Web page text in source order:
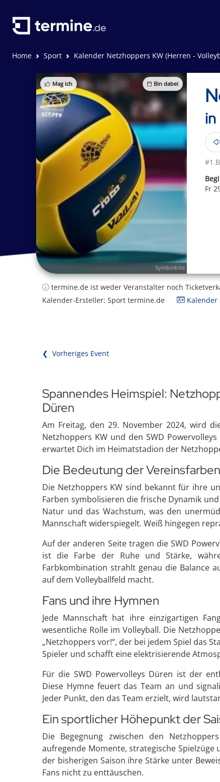
Home Sport Kalender Netzhoppers KW (Herren -
Mag ich Bin dabei
Symbolbild
Fr
termine.de ist weder Veranstalter noch
Kalender-Ersteller: Sport termine.de
Kalender
❮ Vorheriges Event
Spannendes Heimspiel:
Düren
Am Freitag, den 29. November 2024, wird
Netzhoppers KW und den SWD
erwartet Dich im Heimatstadion der
Die Bedeutung der Vereinsfarben
Die Netzhoppers KW sind bekannt für ihre
Farben symbolisieren die frische Dynamik
Natur und das Wachstum, was den
Mannschaft widerspiegelt. Weiß hingegen
Auf der anderen Seite tragen die SWD
ist die Farbe der Ruhe und Stärke,
Farbkombination strahlt genau die Balance
auf dem Volleyballfeld macht.
Fans und ihre Hymnen
Jede Mannschaft hat ihre einzigartigen
wesentliche Rolle im Volleyball. Die
„Netzhoppers vor!“, der bei jedem Spiel das
Spieler und schafft eine elektrisierende
Für die SWD Powervolleys Düren ist der
Diese Hymne feuert das Team an und
Jeder Punkt, den das Team erzielt, wird
Ein sportlicher Höhepunkt der
Die Begegnung zwischen den
aufregende Momente, strategische Spielzüge
der bisherigen Saison ihre Stärke unter
Fans nicht zu enttäuschen.